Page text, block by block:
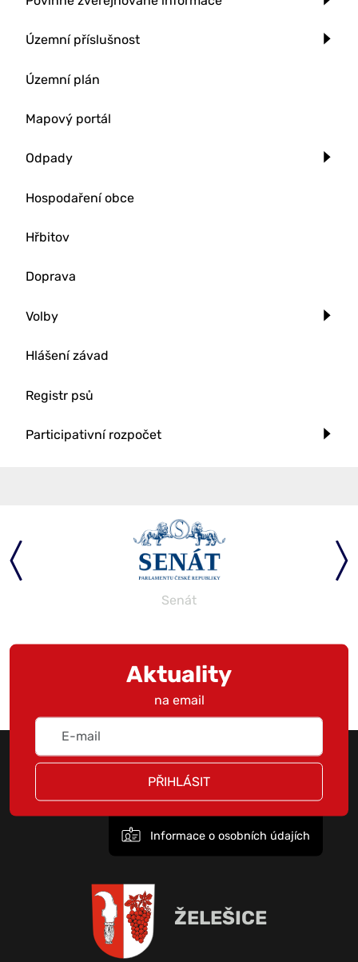
Územní příslušnost
Územní plán
Mapový portál
Odpady
Hospodaření obce
Hřbitov
Doprava
Volby
Hlášení závad
Registr psů
Participativní rozpočet
Senát
Aktuality
na email
PŘIHLÁSIT
Informace o osobních údajích
ŽELEŠICE